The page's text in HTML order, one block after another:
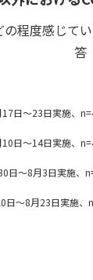
の程度感じ
答
日～23日実施、
日～14日実施、
日～8月3日実施、
～8月23日実施、